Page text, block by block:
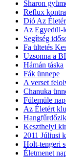
Sharon
Reflux
Dió Az
Az Egyedül-
Segítség
Fa ültetés
Uzsonna a
Hámán táska
Fák ünnepe
A verset
Chanuka
Fülemüle
Az Életért
Keszthelyi
2011 Júliusi
Holt-tengeri
Életmenet